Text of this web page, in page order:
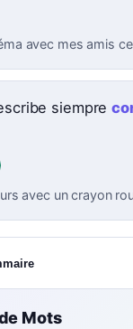
avec mes amis
siempre
avec un crayon
Mots